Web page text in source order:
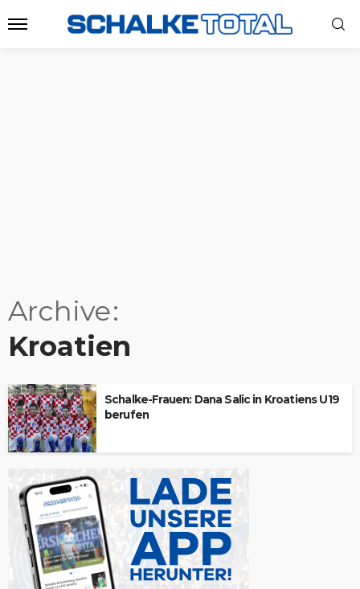
Archive
Kroatien
Schalke-Frauen: Dana Salic in Kroatiens U19
berufen